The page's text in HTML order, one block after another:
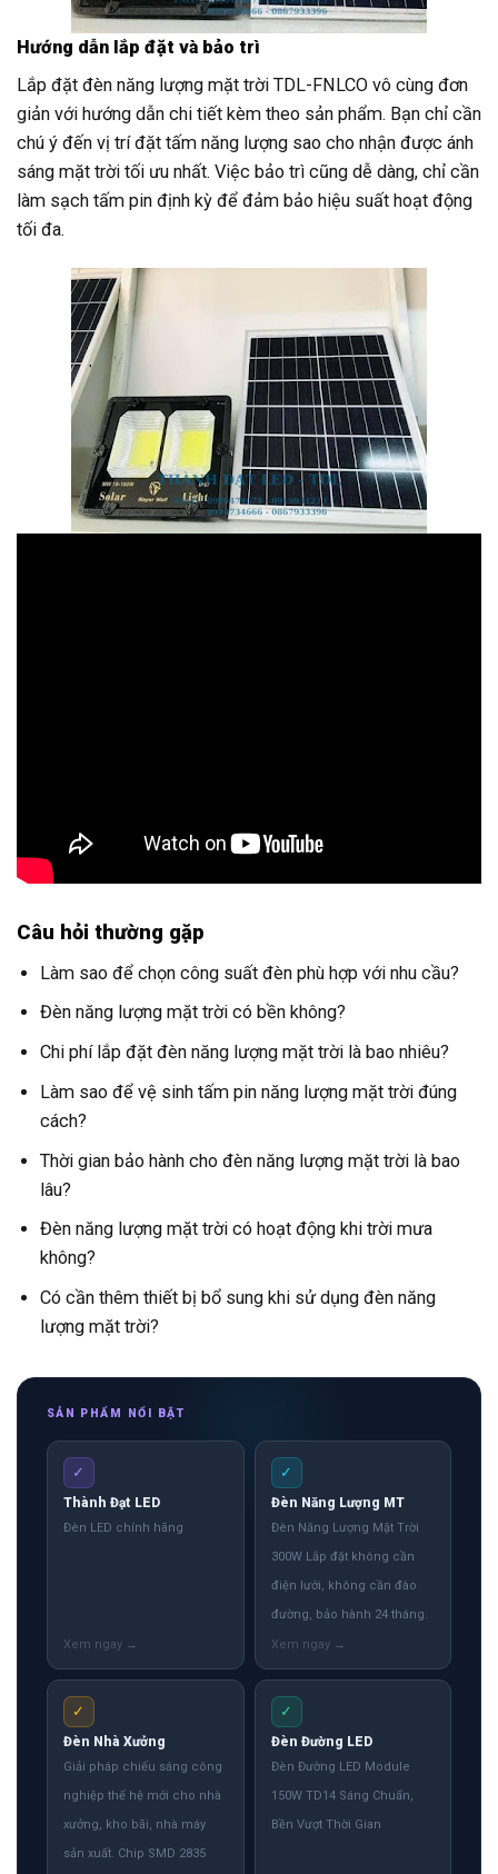
Hướng dẫn lắp đặt và bảo trì
Lắp đặt đèn năng lượng mặt trời TDL-FNLCO vô cùng đơn
giản với hướng dẫn chi tiết kèm theo sản phẩm. Bạn chỉ cần
chú ý đến vị trí đặt tấm năng lượng sao cho nhận được ánh
sáng mặt trời tối ưu nhất. Việc bảo trì cũng dễ dàng, chỉ cần
làm sạch tấm pin định kỳ để đảm bảo hiệu suất hoạt động
tối đa.
Câu hỏi thường gặp
Làm sao để chọn công suất đèn phù hợp với nhu cầu?
Đèn năng lượng mặt trời có bền không?
Chi phí lắp đặt đèn năng lượng mặt trời là bao nhiêu?
Làm sao để vệ sinh tấm pin năng lượng mặt trời đúng
cách?
Thời gian bảo hành cho đèn năng lượng mặt trời là bao
lâu?
Đèn năng lượng mặt trời có hoạt động khi trời mưa
không?
Có cần thêm thiết bị bổ sung khi sử dụng đèn năng
lượng mặt trời?
SẢN PHẨM NỔI BẬT
✓
Thành Đạt LED
Đèn LED chính hãng
✓
Đèn Năng Lượng MT
Đèn Năng Lượng Mặt Trời
300W Lắp đặt không cần
điện lưới, không cần đào
đường, bảo hành 24 tháng.
✓
Đèn Nhà Xưởng
Giải pháp chiếu sáng công
nghiệp thế hệ mới cho nhà
xưởng, kho bãi, nhà máy
sản xuất. Chip SMD 2835
✓
Đèn Đường LED
Đèn Đường LED Module
150W TD14 Sáng Chuẩn,
Bền Vượt Thời Gian